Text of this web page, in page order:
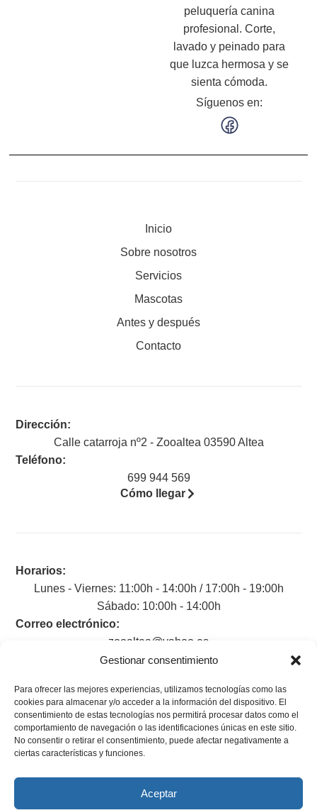
Gestionar consentimiento
Para ofrecer las mejores experiencias, utilizamos tecnologías como las
cookies para almacenar y/o acceder a la información del dispositivo. El
consentimiento de estas tecnologías nos permitirá procesar datos como el
comportamiento de navegación o las identificaciones únicas en este sitio.
No consentir o retirar el consentimiento, puede afectar negativamente a
ciertas características y funciones.
Aceptar
peluquería canina
profesional. Corte,
lavado y peinado para
que luzca hermosa y se
sienta cómoda.
Síguenos en:
Inicio
Sobre nosotros
Servicios
Mascotas
Antes y después
Contacto
Dirección:
Calle catarroja nº2 - Zooaltea 03590 Altea
Teléfono:
699 944 569
Cómo llegar
Horarios:
Lunes - Viernes: 11:00h - 14:00h / 17:00h - 19:00h
Sábado: 10:00h - 14:00h
Correo electrónico:
zooaltea@yahoo.es
Aviso legal
Política de privacidad
Política de cookies (UE)